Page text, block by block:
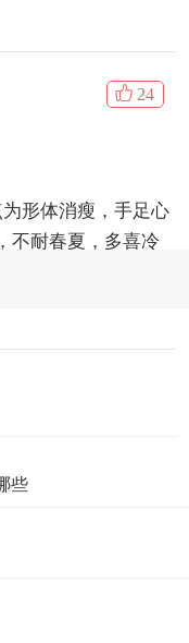
24
形体消瘦，手足心
不耐春夏，多喜冷
冷静、沉着的习
或面色淡白，手足
。
炼。可多食羊
滞、口唇色暗，
、慈姑、醋等，经
些